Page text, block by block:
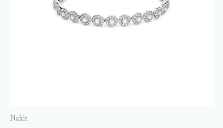
Nakit